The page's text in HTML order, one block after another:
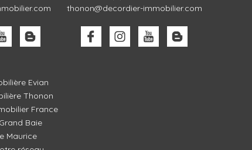
thonon@decordier-immobilier.com
Evian
Thonon
France
Baie
Maurice